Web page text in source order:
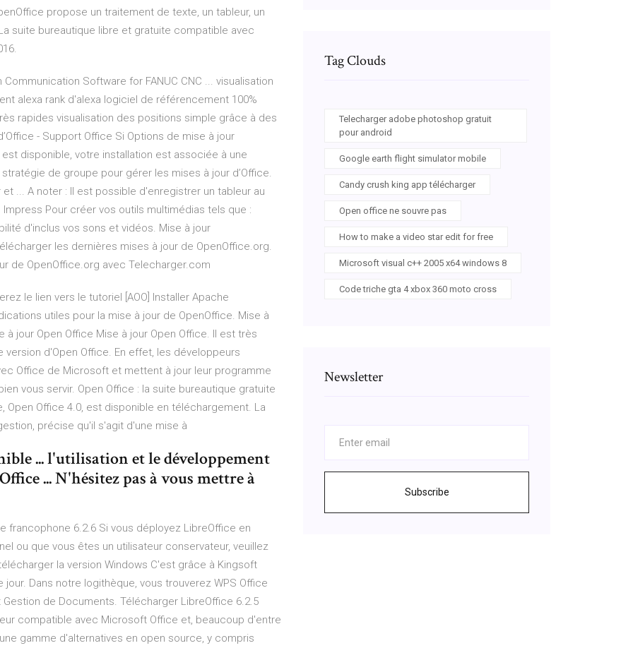
propose un traitement de texte, un tableur, un
suite bureautique libre et gratuite compatible avec
Software for FANUC CNC ... visualisation
alexa rank d'alexa logiciel de référencement 100%
rapides visualisation des positions simple grâce à des
- Support Office Si Options de mise à jour
disponible, votre installation est associée à une
de groupe pour gérer les mises à jour d’Office.
... A noter : Il est possible d'enregistrer un tableur au
Pour créer vos outils multimédias tels que :
d'inclus vos sons et vidéos. Mise à jour
les dernières mises à jour de OpenOffice.org.
de OpenOffice.org avec Telecharger.com
le lien vers le tutoriel [AOO] Installer Apache
utiles pour la mise à jour de OpenOffice. Mise à
jour Open Office Mise à jour Open Office. Il est très
d'Open Office. En effet, les développeurs
Office de Microsoft et mettent à jour leur programme
vous servir. Open Office : la suite bureautique gratuite
Open Office 4.0, est disponible en téléchargement. La
précise qu'il s'agit d'une mise à
... l'utilisation et le développement
... N'hésitez pas à vous mettre à
francophone 6.2.6 Si vous déployez LibreOffice en
ou que vous êtes un utilisateur conservateur, veuillez
la version Windows C'est grâce à Kingsoft
Dans notre logithèque, vous trouverez WPS Office
de Documents. Télécharger LibreOffice 6.2.5
compatible avec Microsoft Office et, beaucoup d'entre
gamme d'alternatives en open source, y compris
Tag Clouds
Telecharger adobe photoshop gratuit
pour android
Google earth flight simulator mobile
Candy crush king app télécharger
Open office ne souvre pas
How to make a video star edit for free
Microsoft visual c++ 2005 x64 windows 8
Code triche gta 4 xbox 360 moto cross
Newsletter
Subscribe